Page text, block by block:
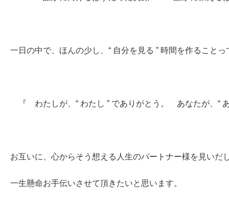
一日の中で、ほんの少し、“ 自分を見る ” 時間を作ること
『 わたしが、“ わたし ” でありがとう。 あなたが、“
お互いに、心からそう想える人生のパートナー様を見いだ
一生懸命お手伝いさせて頂きたいと思います。